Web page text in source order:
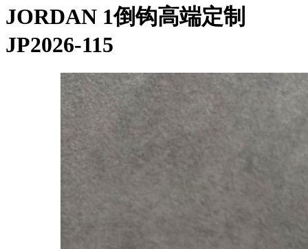
JORDAN 1倒钩高端定制
JP2026-115